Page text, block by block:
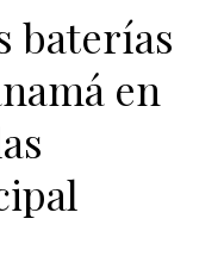
baterías
en